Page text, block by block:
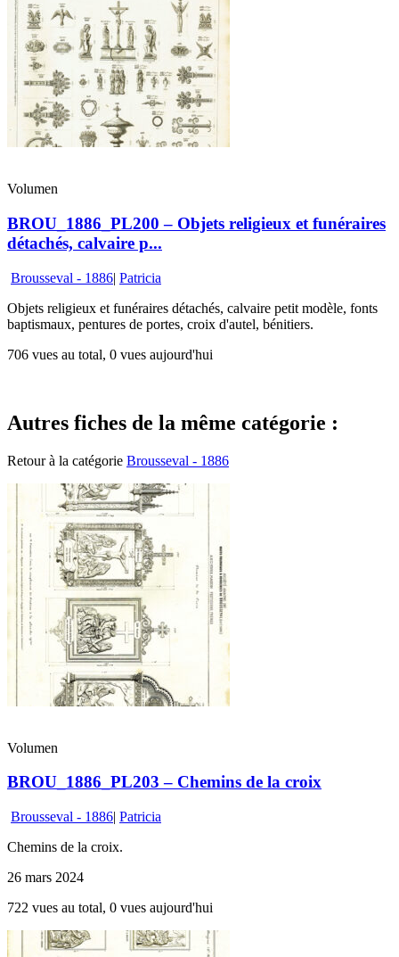
Volumen
BROU_1886_PL200 – Objets religieux et funéraires
détachés, calvaire p...
Brousseval - 1886| Patricia
Objets religieux et funéraires détachés, calvaire petit modèle, fonts
baptismaux, pentures de portes, croix d'autel, bénitiers.
706 vues au total, 0 vues aujourd'hui
Autres fiches de la même catégorie :
Retour à la catégorie Brousseval - 1886
Volumen
BROU_1886_PL203 – Chemins de la croix
Brousseval - 1886| Patricia
Chemins de la croix.
26 mars 2024
722 vues au total, 0 vues aujourd'hui